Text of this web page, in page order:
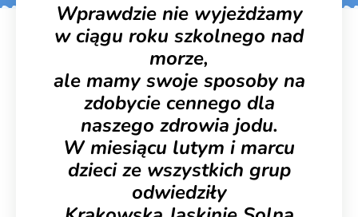
Wprawdzie nie wyjeżdżamy
w ciągu roku szkolnego nad
morze,
ale mamy swoje sposoby na
zdobycie cennego dla
naszego zdrowia jodu.
W miesiącu lutym i marcu
dzieci ze wszystkich grup
odwiedziły